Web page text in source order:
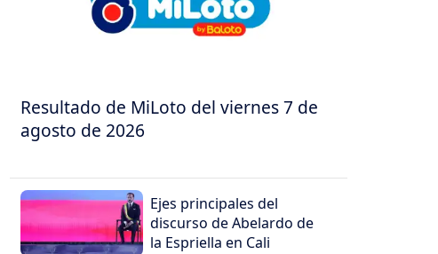
Resultado de MiLoto del viernes 7 de
agosto de 2026
Ejes principales del
discurso de Abelardo de
la Espriella en Cali